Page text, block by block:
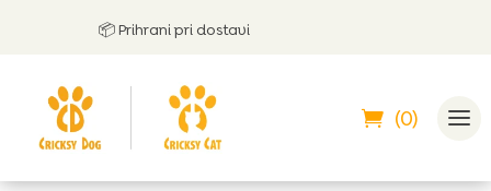
📦 Prihrani pri dostavi
(0)